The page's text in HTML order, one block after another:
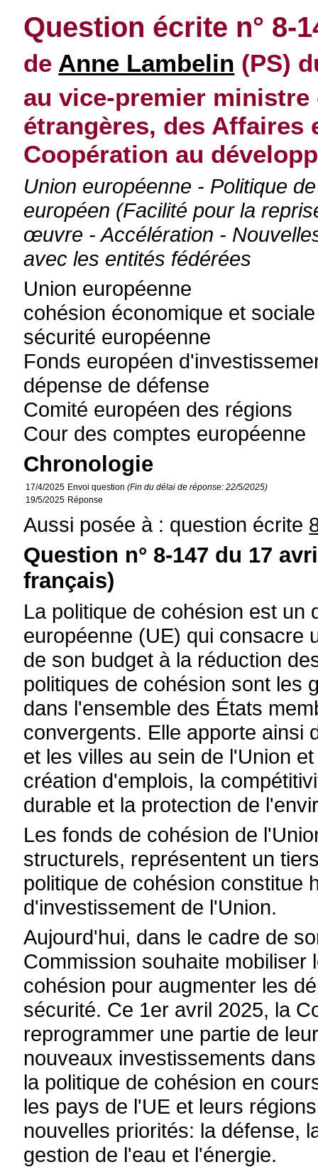
Question écrite n° 8-
de Anne Lambelin (PS)
au vice-premier
étrangères, des Affaires
Coopération au
Union européenne - Politique
européen (Facilité pour la
œuvre - Accélération -
avec les entités fédérées
Union européenne
cohésion économique et sociale
sécurité européenne
Fonds européen
dépense de défense
Comité européen des régions
Cour des comptes européenne
Chronologie
17/4/2025 Envoi question(Fin du délai de réponse: 22/5/2025)
19/5/2025 Réponse
Aussi posée à : question écrite
Question n° 8-147 du 17
français)
La politique de cohésion est un
européenne (UE) qui consacre
de son budget à la réduction
politiques de cohésion sont les
dans l'ensemble des États
convergents. Elle apporte ainsi
et les villes au sein de l'Union
création d'emplois, la
durable et la protection de
Les fonds de cohésion de
structurels, représentent un
politique de cohésion constitue
d'investissement de l'Union.
Aujourd'hui, dans le cadre de
Commission souhaite mobiliser
cohésion pour augmenter les
sécurité. Ce 1er avril 2025, la
reprogrammer une partie de
nouveaux investissements
la politique de cohésion en
les pays de l'UE et leurs
nouvelles priorités: la défense,
gestion de l'eau et l'énergie.